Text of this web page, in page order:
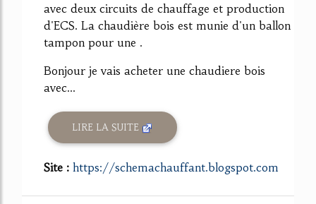
avec deux circuits de chauffage et production
d'ECS. La chaudière bois est munie d'un ballon
tampon pour une .
Bonjour je vais acheter une chaudiere bois
avec...
LIRE LA SUITE
Site : https://schemachauffant.blogspot.com